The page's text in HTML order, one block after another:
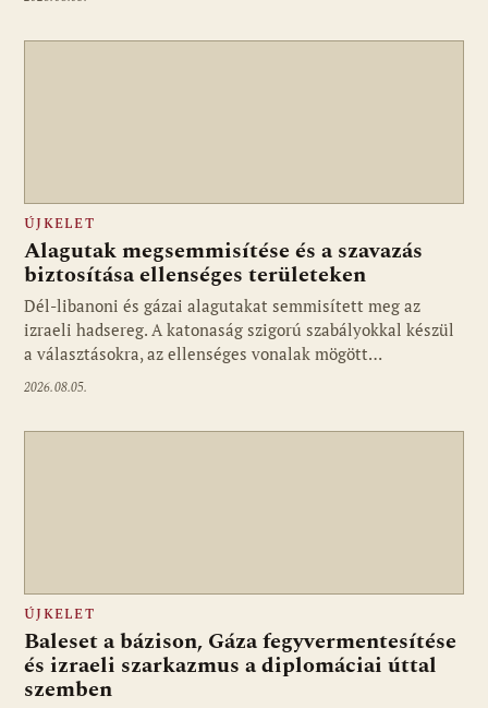
ÚJKELET
Alagutak megsemmisítése és a szavazás
biztosítása ellenséges területeken
Dél-libanoni és gázai alagutakat semmisített meg az
izraeli hadsereg. A katonaság szigorú szabályokkal készül
a választásokra, az ellenséges vonalak mögött…
2026.08.05.
ÚJKELET
Baleset a bázison, Gáza fegyvermentesítése
és izraeli szarkazmus a diplomáciai úttal
szemben